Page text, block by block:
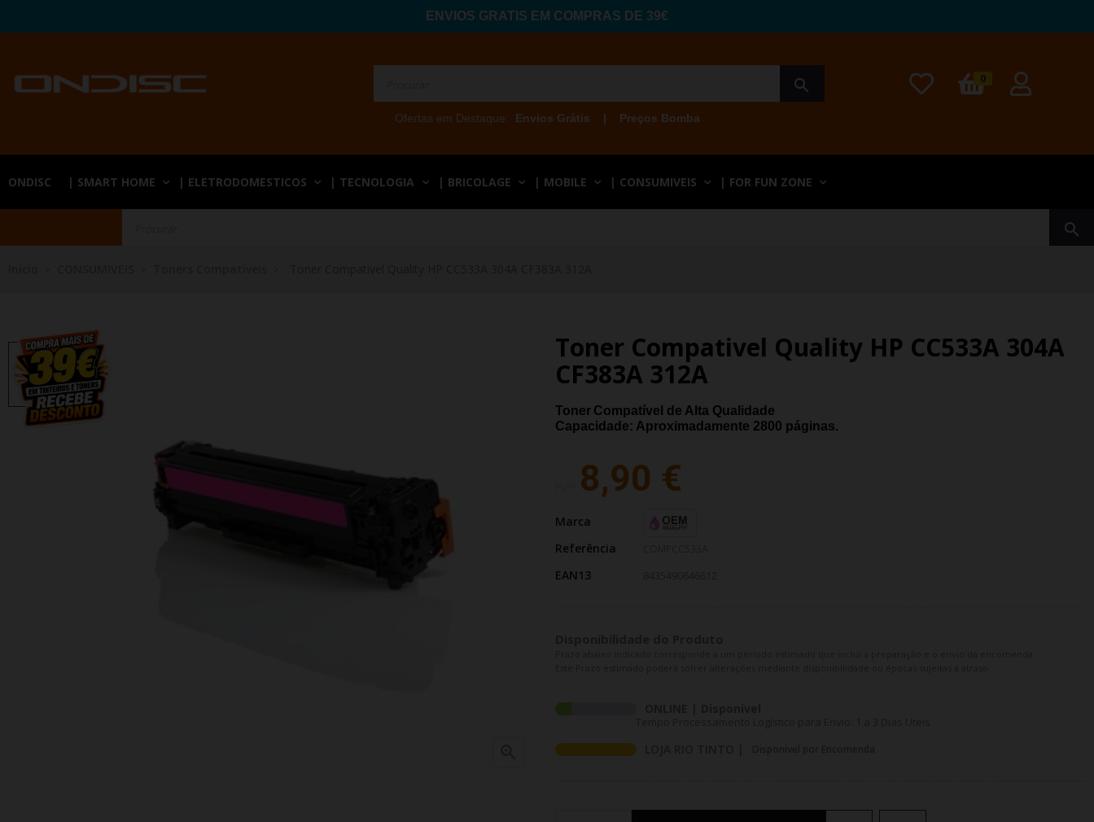
ENVIOS GRATIS EM COMPRAS DE 39€
search 0
Ofertas em Destaque: Envios Grátis | Preços Bomba
ONDISC | SMART HOME | ELETRODOMESTICOS | TECNOLOGIA | BRICOLAGE | MOBILE | CONSUMIVEIS | FOR FUN ZONE
search
Toner Compativel Quality HP CC533A 304A
CF383A 312A
Toner Compatível de Alta Qualidade
Capacidade: Aproximadamente 2800 páginas.
8,90 €
Marca
Referência
EAN13